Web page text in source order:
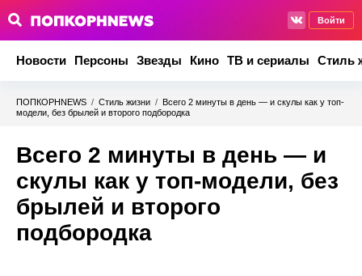
Войти
Новости Персоны Звезды Кино ТВ и сериалы Стиль
ПОПКОРНNEWS / Стиль жизни / Всего 2 минуты в день — и скулы как у топ-
модели, без брылей и второго подбородка
Всего 2 минуты в день — и
скулы как у топ-модели, без
брылей и второго
подбородка